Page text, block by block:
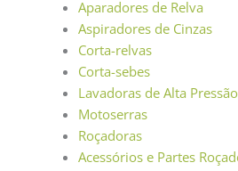
Aparadores de Relva
Aspiradores de Cinzas
Corta-relvas
Corta-sebes
Lavadoras de Alta Pressão
Motoserras
Roçadoras
Acessórios e Partes